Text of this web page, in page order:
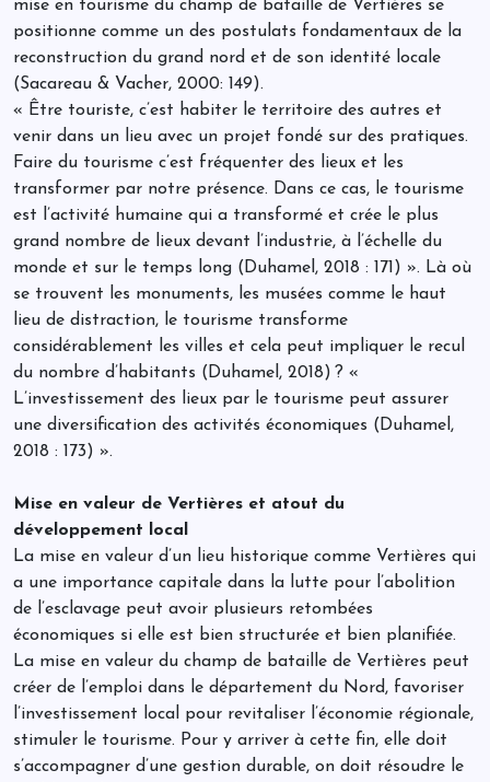
mise en tourisme du champ de bataille de Vertières se
positionne comme un des postulats fondamentaux de la
reconstruction du grand nord et de son identité locale
(Sacareau & Vacher, 2000: 149).
« Être touriste, c’est habiter le territoire des autres et
venir dans un lieu avec un projet fondé sur des pratiques.
Faire du tourisme c’est fréquenter des lieux et les
transformer par notre présence. Dans ce cas, le tourisme
est l’activité humaine qui a transformé et crée le plus
grand nombre de lieux devant l’industrie, à l’échelle du
monde et sur le temps long (Duhamel, 2018 : 171) ». Là où
se trouvent les monuments, les musées comme le haut
lieu de distraction, le tourisme transforme
considérablement les villes et cela peut impliquer le recul
du nombre d’habitants (Duhamel, 2018) ? «
L’investissement des lieux par le tourisme peut assurer
une diversification des activités économiques (Duhamel,
2018 : 173) ».
Mise en valeur de Vertières et atout du
développement local
La mise en valeur d’un lieu historique comme Vertières qui
a une importance capitale dans la lutte pour l’abolition
de l’esclavage peut avoir plusieurs retombées
économiques si elle est bien structurée et bien planifiée.
La mise en valeur du champ de bataille de Vertières peut
créer de l’emploi dans le département du Nord, favoriser
l’investissement local pour revitaliser l’économie régionale,
stimuler le tourisme. Pour y arriver à cette fin, elle doit
s’accompagner d’une gestion durable, on doit résoudre le